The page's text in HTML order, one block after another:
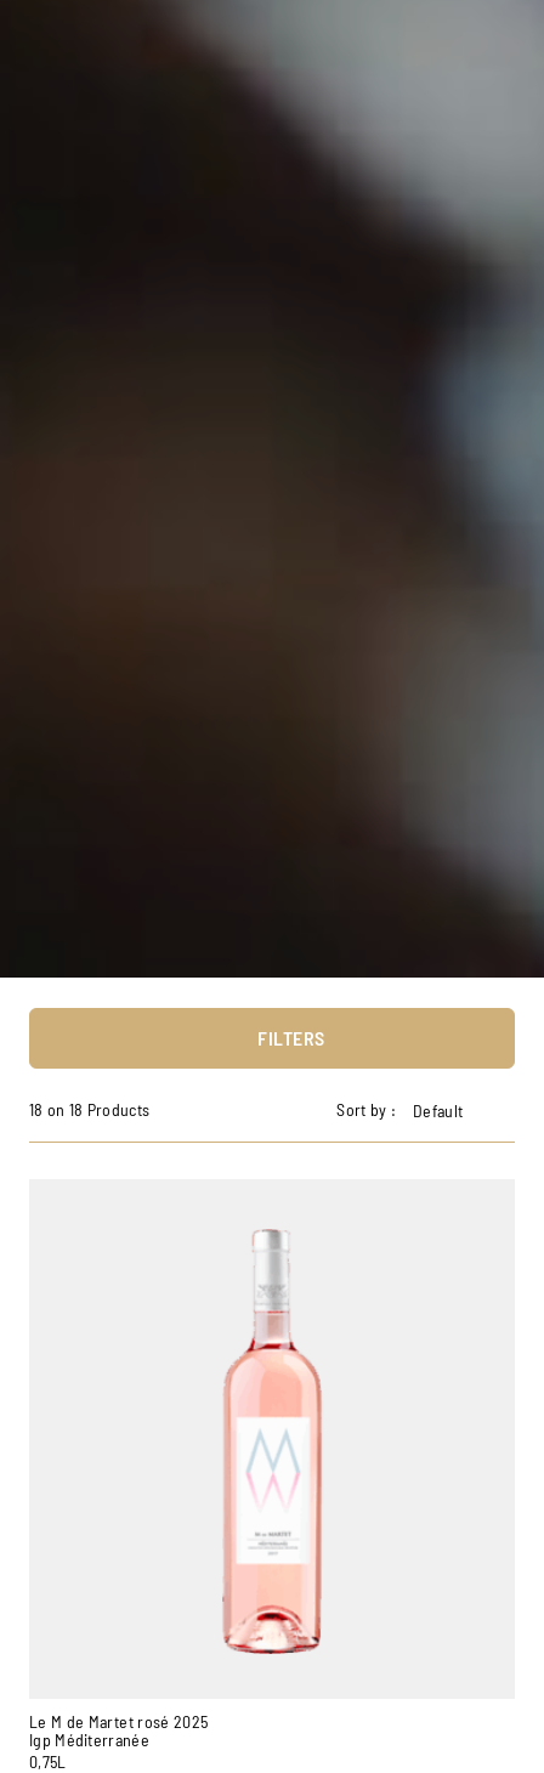
FILTERS
18 on 18 Products Sort by : Default
Le M de Martet rosé 2025
Igp Méditerranée
0,75L